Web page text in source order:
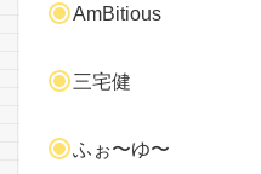
AmBitious
三宅健
ふぉ〜ゆ〜